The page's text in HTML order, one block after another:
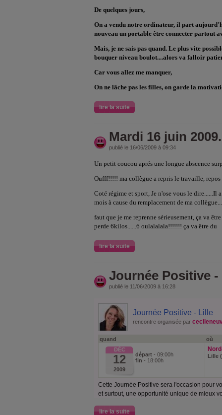
De quelques jours,
On a vendu notre ordinateur, il part
nouveau un portable être connecter partout
Mais, je ne sais pas quand. Le plus vite
bouquer niveau boulot....alors va falloir
Car vous allez me manquer,
On ne lâche pas les filles, on garde la
lire la suite
Mardi 16 juin
publié le 16/06/2009 à 09:34
Un petit coucou aprés une longue abscence
Oufff!!!!! ma collègue a repris le travaille,
Coté régime et sport, Je n'ose vous le dire......Il
mois à cause du remplacement de ma
faut que je me reprenne sérieusement, ça va
perde 6kilos......6 oulalalala!!!!!!! ça va être du
lire la suite
Journée Positive
publié le 11/06/2009 à 16:28
Journée Positive - Lille
rencontre organisée par
quand
DÉC
12
2009
départ - 09:00h
fin - 18:00h
où
Lille
Cette Journée Positive sera l'occasion pour
et surtout, une opportunité unique de mieux
lire la suite